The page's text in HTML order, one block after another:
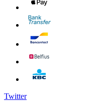
Twitter